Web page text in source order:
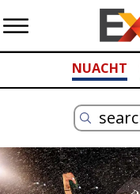
NUACHT